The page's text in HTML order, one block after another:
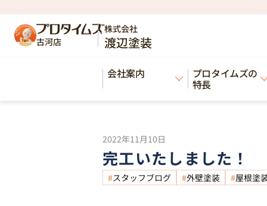
古河店
株式会社
渡辺塗装
会社案内 プロタイムズの
特長
HOME>ブログ>完工いたしました！
ブログ
2022年11月10日
完工いたしました！
スタッフブログ 外壁塗装 屋根塗